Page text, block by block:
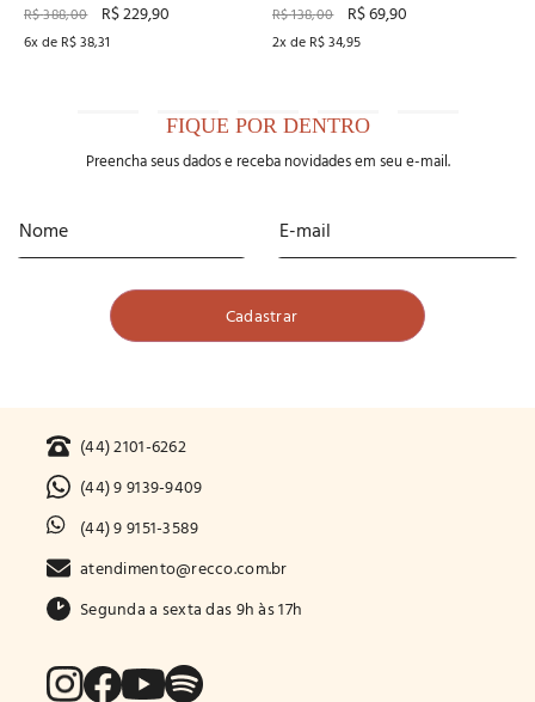
R$388,00 R$229,90
6x de R$38,31
R$138,00 R$69,90
2x de R$34,95
FIQUE POR DENTRO
Preencha seus dados e receba novidades em seu e-mail.
(44) 2101-6262
(44) 9 9139-9409
(44) 9 9151-3589
atendimento@recco.com.br
Segunda a sexta das 9h às 17h